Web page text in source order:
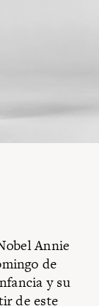
Annie
de
y su
de este